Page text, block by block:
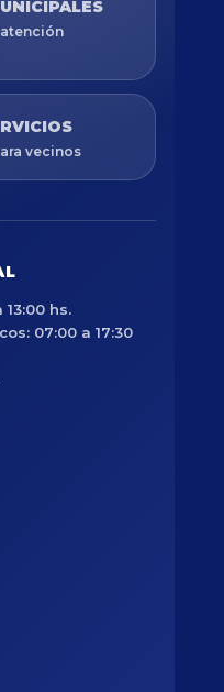
vecinos
hs.
07:00 a 17:30